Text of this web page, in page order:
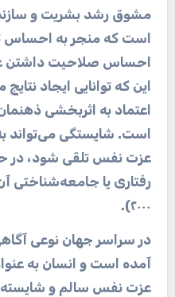
مشوق رشد بشریت و
است که منجر به احساس
احساس صلاحیت داشتن
این که توانایی ایجاد
اعتماد به اثربخشی
است. شایستگی می‌تواند
عزت نفس تلقی شود، در
رفتاری یا جامعه‌شناختی
۲۰۰۰) .
در سراسر جهان نوعی
آمده است و انسان به
عزت نفس سالم و شایسته